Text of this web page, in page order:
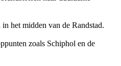
het midden van de Randstad.
zoals Schiphol en de